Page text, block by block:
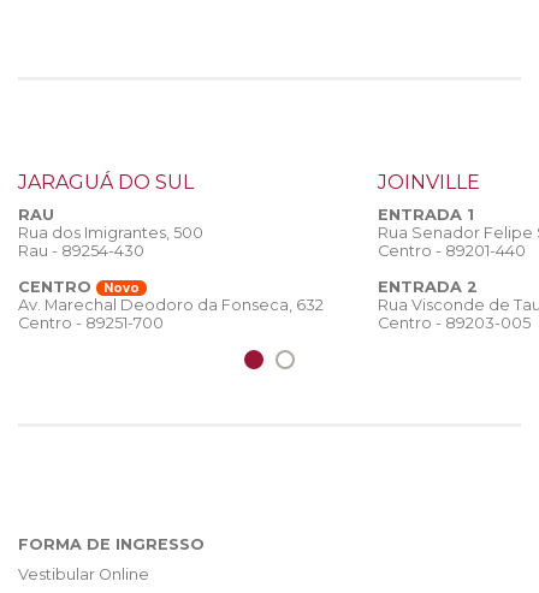
JARAGUÁ DO SUL
RAU
Rua dos Imigrantes, 500
Rau - 89254-430
CENTRO
Novo
Av. Marechal Deodoro da Fonseca, 632
Centro - 89251-700
JOINVILLE
ENTRADA 1
Rua Senador
Centro - 89201-440
ENTRADA 2
Rua Visconde de
Centro - 89203-005
FORMA DE INGRESSO
Vestibular Online